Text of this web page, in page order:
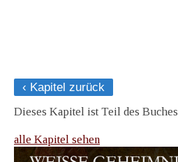
‹ Kapitel zurück
Dieses Kapitel ist Teil des Buches
alle Kapitel sehen